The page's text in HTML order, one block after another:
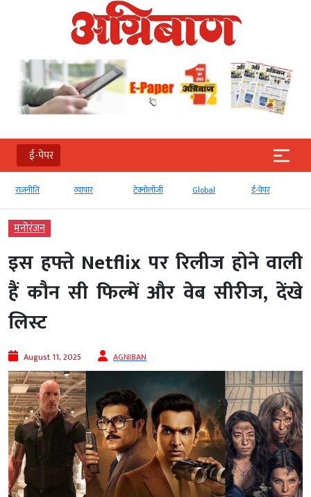
ई-पेपर
राजनीति व्‍यापार टेक्‍नोलॉजी Global ई-पेपर
मनोरंजन
इस हफ्ते Netflix पर रिलीज होने वाली
हैं कौन सी फिल्में और वेब सीरीज, देंखे
लिस्ट
August 11, 2025 AGNIBAN